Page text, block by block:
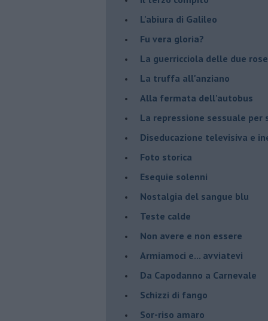
L'abiura di Galileo
Fu vera gloria?
La guerricciola delle due rose
La truffa all'anziano
Alla fermata dell'autobus
La repressione sessuale per
Diseducazione televisiva e
Foto storica
Esequie solenni
Nostalgia del sangue blu
Teste calde
Non avere e non essere
Armiamoci e... avviatevi
Da Capodanno a Carnevale
Schizzi di fango
Sor-riso amaro